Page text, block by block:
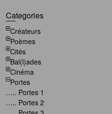
Categories
Créateurs
Poèmes
Cités
Bal(l)ades
Cinéma
Portes
….. Portes 1
….. Portes 2